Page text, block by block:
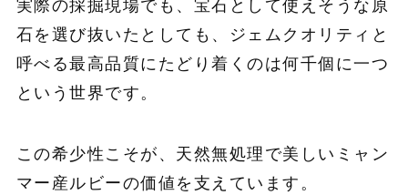
実際の採掘現場でも、宝石として使えそうな原
石を選び抜いたとしても、ジェムクオリティと
呼べる最高品質にたどり着くのは何千個に一つ
という世界です。
この希少性こそが、天然無処理で美しいミャン
マー産ルビーの価値を支えています。